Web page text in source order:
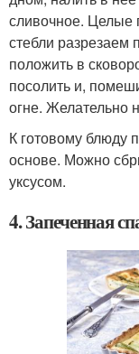
сливочное.
стебли разрезаем
положить в
посолить и,
огне. Желательно
К готовому блюду
основе. Можно
уксусом.
4. Запеченная